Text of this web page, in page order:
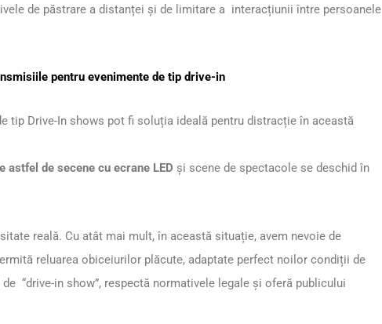
de păstrare a distanței și de limitare a interacțiunii între persoanele
pentru evenimente de tip drive-in
tip Drive-In shows pot fi soluția ideală pentru distracție în această
astfel de secene cu ecrane LED și scene de spectacole se deschid în
reală. Cu atât mai mult, în această situație, avem nevoie de
reluarea obiceiurilor plăcute, adaptate perfect noilor condiții de
“drive-in show”, respectă normativele legale și oferă publicului